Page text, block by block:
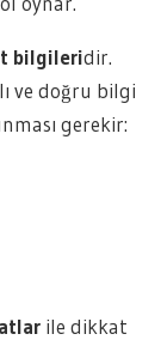
bilgileridir.
ve doğru bilgi
gerekir:
ile dikkat